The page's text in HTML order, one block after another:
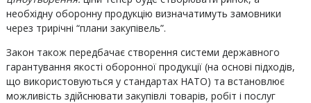
необхідну оборонну продукцію визначатимуть замовники
через трирічні “плани закупівель”.
Закон також передбачає створення системи державного
гарантування якості оборонної продукції (на основі підходів,
що використовуються у стандартах НАТО) та встановлює
можливість здійснювати закупівлі товарів, робіт і послуг